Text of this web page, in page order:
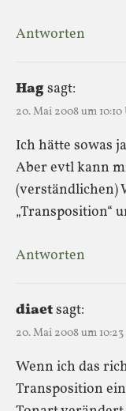
Antworten
Hagsagt:
20. Mai 2008 um 10:10
Ich hätte sowas
Aber evtl kann
(verständlichen)
„Transposition“
Antworten
diaetsagt:
20. Mai 2008 um
Wenn ich das
Transposition